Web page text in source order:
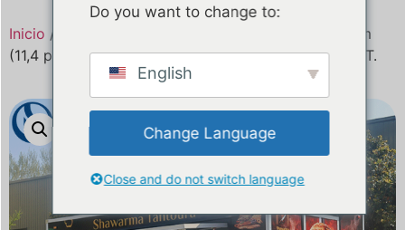
Inicio /
Camión de comida móvil de 3,57 m
(11,4 pies) en venta en Kosovo. Certificado CE y DOT.
Do you want to change to:
English
Change Language
Close and do not switch language